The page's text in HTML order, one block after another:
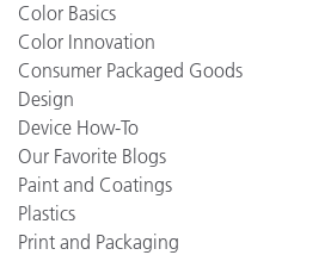
Color Basics
Color Innovation
Consumer Packaged Goods
Design
Device How-To
Our Favorite Blogs
Paint and Coatings
Plastics
Print and Packaging